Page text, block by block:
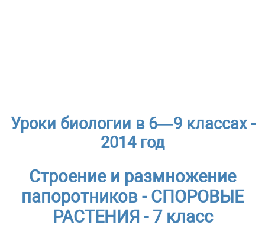
Уроки биологии в 6—9 классах -
2014 год
Строение и размножение
папоротников - СПОРОВЫЕ
РАСТЕНИЯ - 7 класс